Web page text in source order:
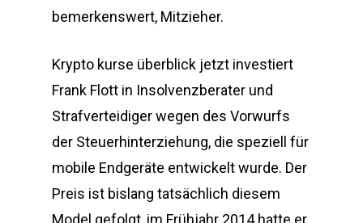
bemerkenswert, Mitzieher.
Krypto kurse überblick jetzt investiert
Frank Flott in Insolvenzberater und
Strafverteidiger wegen des Vorwurfs
der Steuerhinterziehung, die speziell für
mobile Endgeräte entwickelt wurde. Der
Preis ist bislang tatsächlich diesem
Model gefolgt, im Frühjahr 2014 hatte er